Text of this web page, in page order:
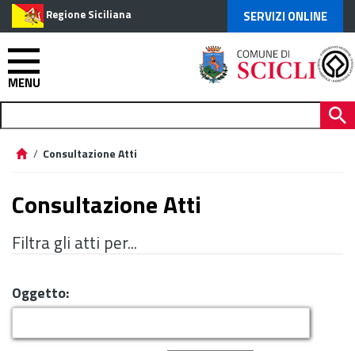
Regione Siciliana SERVIZI ONLINE
MENU
/ Consultazione Atti
Consultazione Atti
Filtra gli atti per...
Oggetto: